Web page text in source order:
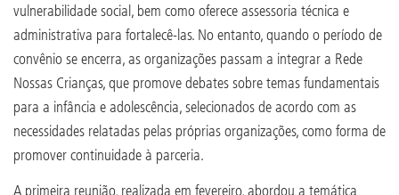
vulnerabilidade social, bem como oferece assessoria técnica e
administrativa para fortalecê-las. No entanto, quando o período de
convênio se encerra, as organizações passam a integrar a Rede
Nossas Crianças, que promove debates sobre temas fundamentais
para a infância e adolescência, selecionados de acordo com as
necessidades relatadas pelas próprias organizações, como forma de
promover continuidade à parceria.
A primeira reunião, realizada em fevereiro, abordou a temática